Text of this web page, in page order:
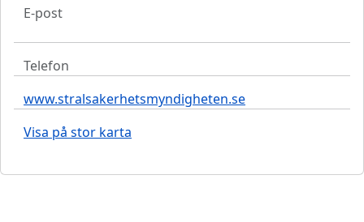
E-post
Telefon
www.stralsakerhetsmyndigheten.se
Visa på stor karta